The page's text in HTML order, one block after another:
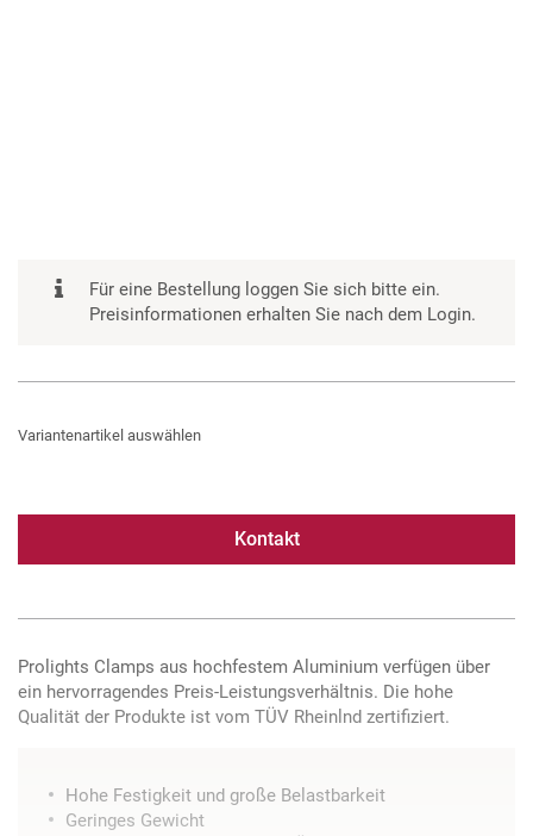
Für eine Bestellung loggen Sie sich bitte ein.
Preisinformationen erhalten Sie nach dem Login.
Variantenartikel auswählen
Kontakt
Prolights Clamps aus hochfestem Aluminium verfügen über
ein hervorragendes Preis-Leistungsverhältnis. Die hohe
Qualität der Produkte ist vom TÜV Rheinlnd zertifiziert.
Hohe Festigkeit und große Belastbarkeit
Geringes Gewicht